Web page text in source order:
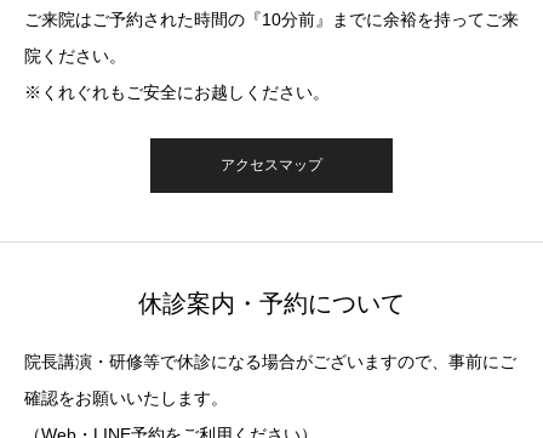
ご来院はご予約された時間の『10分前』までに余裕を持ってご来
院ください。
※くれぐれもご安全にお越しください。
アクセスマップ
休診案内・予約について
院長講演・研修等で休診になる場合がございますので、事前にご
確認をお願いいたします。